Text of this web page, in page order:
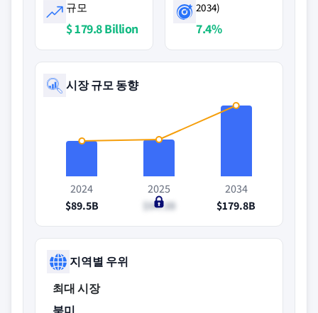
규모
$ 179.8 Billion
2034)
7.4%
시장 규모 동향
2024
$89.5B
2025
$94.3B
2034
$179.8B
지역별 우위
최대 시장